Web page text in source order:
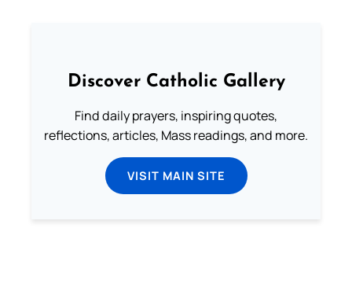
Discover Catholic Gallery
Find daily prayers, inspiring quotes,
reflections, articles, Mass readings, and more.
VISIT MAIN SITE